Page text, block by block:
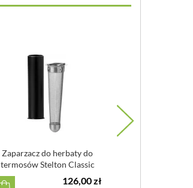
Zaparzacz do herbaty do
termosów Stelton Classic
126,00 zł